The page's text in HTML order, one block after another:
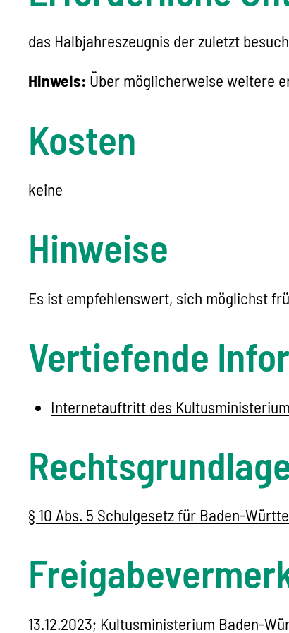
das Halbjahreszeugnis der zuletzt
Hinweis: Über möglicherweise weitere
Kosten
keine
Hinweise
Es ist empfehlenswert, sich möglichst
Vertiefende
Internetauftritt des
§ 10 Abs. 5 Schulgesetz für Baden-
13.12.2023; Kultusministerium Baden-